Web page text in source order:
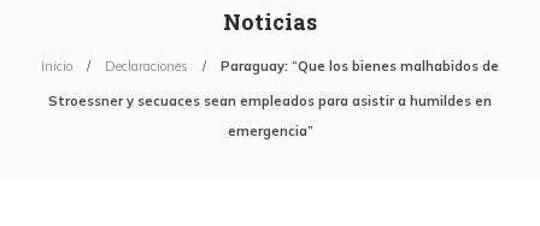
Noticias
Inicio Declaraciones Paraguay: “Que los bienes malhabidos de
Stroessner y secuaces sean empleados para asistir a humildes en
emergencia”